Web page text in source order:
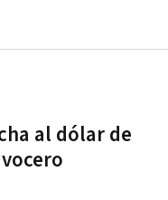
al dólar de